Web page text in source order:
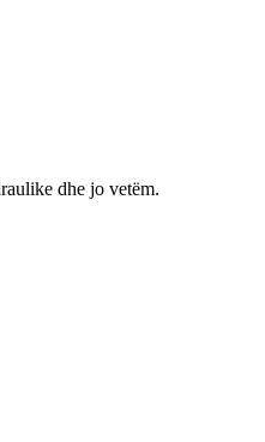
dhe jo vetëm.